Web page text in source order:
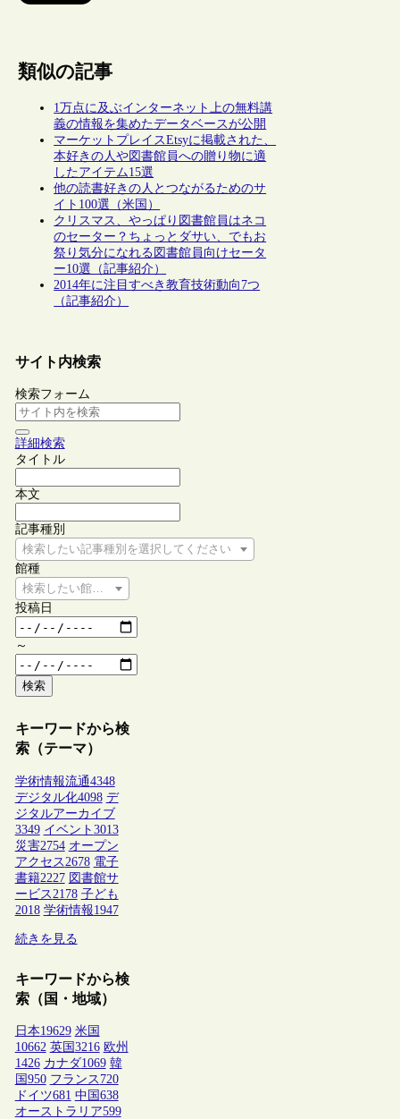
類似の記事
1万点に及ぶインターネット上の無料講
義の情報を集めたデータベースが公開
マーケットプレイスEtsyに掲載された、
本好きの人や図書館員への贈り物に適
したアイテム15選
他の読書好きの人とつながるためのサ
イト100選（米国）
クリスマス、やっぱり図書館員はネコ
のセーター？ちょっとダサい、でもお
祭り気分になれる図書館員向けセータ
ー10選（記事紹介）
2014年に注目すべき教育技術動向7つ
（記事紹介）
サイト内検索
検索フォーム
詳細検索
タイトル
本文
記事種別
検索したい記事種別を選択してください
館種
検索したい館種を選択してください
投稿日
～
検索
キーワードから検
索（テーマ）
学術情報流通4348
デジタル化4098 デ
ジタルアーカイブ
3349 イベント 3013
災害2754 オープン
アクセス 2678 電子
書籍2227 図書館サ
ービス 2178 子ども
2018 学術情報1947
続きを見る
キーワードから検
索（国・地域）
日本19629 米国
10662 英国 3216 欧州
1426 カナダ1069 韓
国 950 フランス 720
ドイツ681 中国 638
オーストラリア599